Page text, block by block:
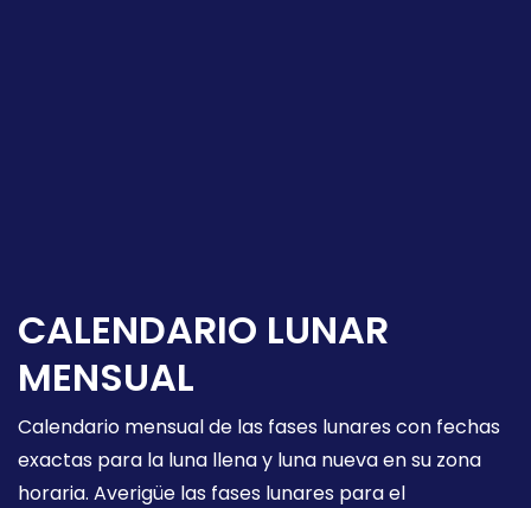
CALENDARIO LUNAR
MENSUAL
Calendario mensual de las fases lunares con fechas
exactas para la luna llena y luna nueva en su zona
horaria. Averigüe las fases lunares para el